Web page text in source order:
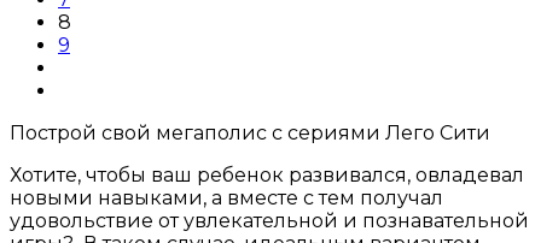
8
9
Построй свой мегаполис с сериями Лего Сити
Хотите, чтобы ваш ребенок развивался, овладевал
новыми навыками, а вместе с тем получал
удовольствие от увлекательной и познавательной